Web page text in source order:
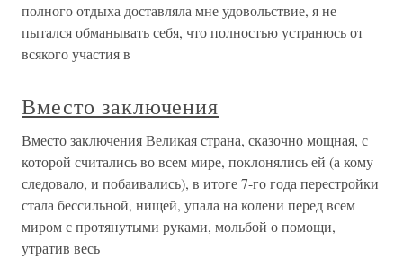
полного отдыха доставляла мне удовольствие, я не
пытался обманывать себя, что полностью устранюсь от
всякого участия в
Вместо заключения
Вместо заключения Великая страна, сказочно мощная, с
которой считались во всем мире, поклонялись ей (а кому
следовало, и побаивались), в итоге 7-го года перестройки
стала бессильной, нищей, упала на колени перед всем
миром с протянутыми руками, мольбой о помощи,
утратив весь